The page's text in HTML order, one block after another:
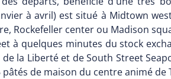
à avril) est situé à Midtown
Rockefeller center ou Madison
à quelques minutes du stock
la Liberté et de South Street
de maison du centre animé